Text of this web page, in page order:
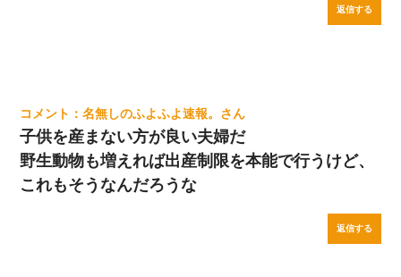
返信する
名無しのふよふよ速報。
子供を産まない方が良い夫婦だ
野生動物も増えれば出産制限を本能で行うけど、
これもそうなんだろうな
返信する